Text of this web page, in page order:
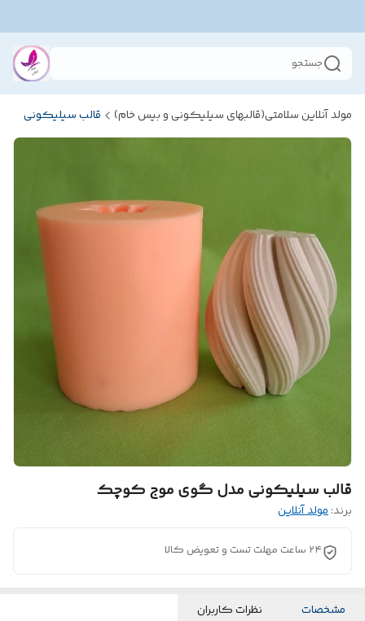
جستجو
مولد آنلاین سلامتی(قالبهای سیلیکونی و بیس خام) قالب سیلیکونی
قالب سیلیکونی مدل گوی موج کوچک
برند:مولد آنلاین
۲۴ ساعت مهلت تست و تعویض کالا
مشخصات نظرات کاربران